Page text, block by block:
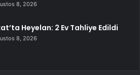
8, 2026
Heyelan: 2 Ev Tahliye Edildi
8, 2026